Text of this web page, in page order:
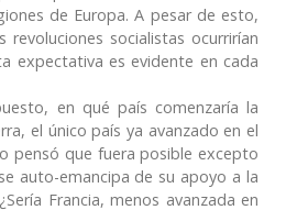
de Europa. A pesar de esto,
socialistas ocurrirían
expectativa es evidente en cada
en qué país comenzaría la
el único país ya avanzado en el
pensó que fuera posible excepto
auto-emancipa de su apoyo a la
Francia, menos avanzada en